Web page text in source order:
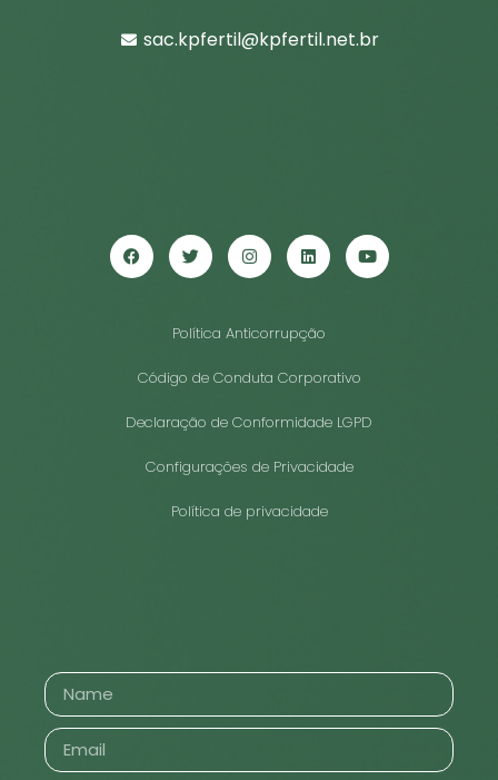
sac.kpfertil@kpfertil.net.br
Política Anticorrupção
Código de Conduta Corporativo
Declaração de Conformidade LGPD
Configurações de Privacidade
Política de privacidade